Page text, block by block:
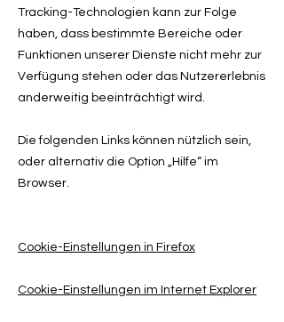
Tracking-Technologien kann zur Folge
haben, dass bestimmte Bereiche oder
Funktionen unserer Dienste nicht mehr zur
Verfügung stehen oder das Nutzererlebnis
anderweitig beeinträchtigt wird.
Die folgenden Links können nützlich sein,
oder alternativ die Option „Hilfe“ im
Browser.
Cookie-Einstellungen in Firefox
Cookie-Einstellungen im Internet Explorer